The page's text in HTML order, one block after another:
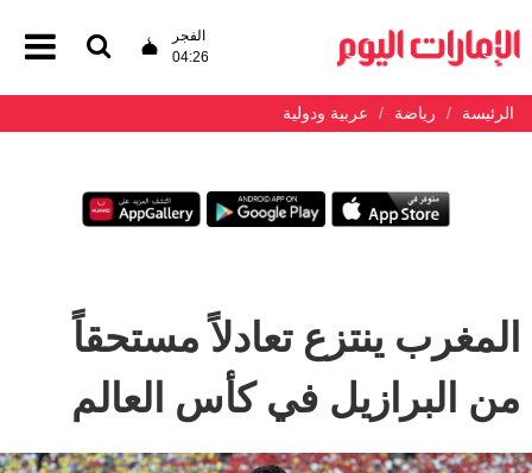
الفجر
04:26
الرئيسة رياضة عربية ودولية
المغرب ينتزع تعادلاً مستحقاً
من البرازيل في كأس العالم